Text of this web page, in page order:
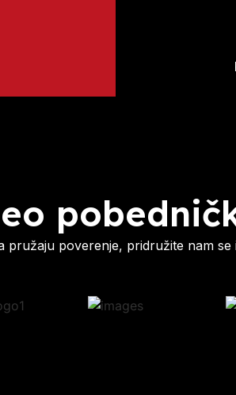
pružaju poverenje, pridružite nam